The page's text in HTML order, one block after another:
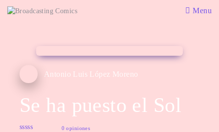
Menu
Antonio Luis López Moreno
Se ha puesto el Sol
0 opiniones